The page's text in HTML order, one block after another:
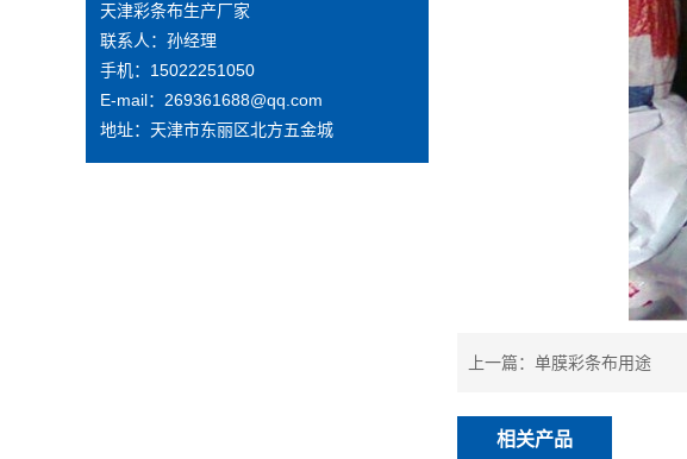
天津彩条布生产厂家
联系人：孙经理
手机：15022251050
E-mail：269361688@qq.com
地址：天津市东丽区北方五金城
上一篇： 单膜彩条布用途
相关产品